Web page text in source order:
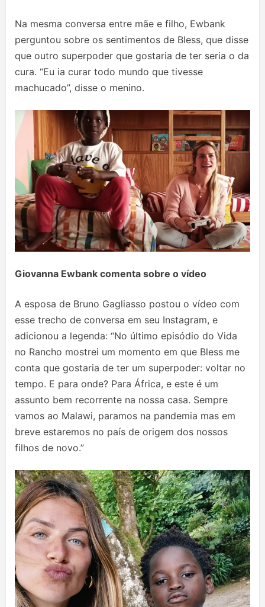
Na mesma conversa entre mãe e filho, Ewbank
perguntou sobre os sentimentos de Bless, que disse
que outro superpoder que gostaria de ter seria o da
cura. “Eu ia curar todo mundo que tivesse
machucado”, disse o menino.
Giovanna Ewbank comenta sobre o vídeo
A esposa de Bruno Gagliasso postou o vídeo com
esse trecho de conversa em seu Instagram, e
adicionou a legenda: “No último episódio do Vida
no Rancho mostrei um momento em que Bless me
conta que gostaria de ter um superpoder: voltar no
tempo. E para onde? Para África, e este é um
assunto bem recorrente na nossa casa. Sempre
vamos ao Malawi, paramos na pandemia mas em
breve estaremos no país de origem dos nossos
filhos de novo.”